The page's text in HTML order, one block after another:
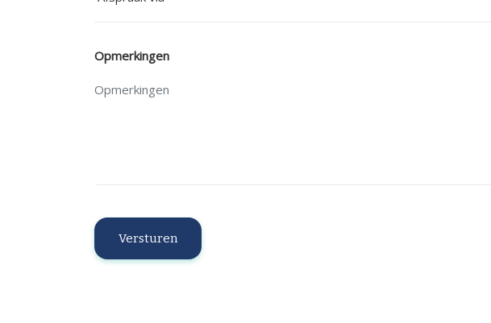
Opmerkingen